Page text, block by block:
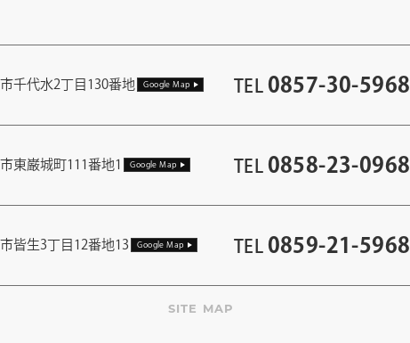
千代水2丁目130番地 Google Map TEL 0857-30-5968
東巌城町111番地1 Google Map TEL 0858-23-0968
皆生3丁目12番地13 Google Map TEL 0859-21-5968
SITE MAP